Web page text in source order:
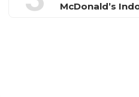
McDonald’s